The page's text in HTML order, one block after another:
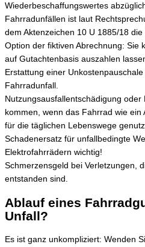
Wiederbeschaffungswertes
Fahrradunfällen ist laut
dem Aktenzeichen 10 U 1885/18
Option der fiktiven Abrechnung: Sie
auf Gutachtenbasis auszahlen
Erstattung einer
Fahrradunfall.
Nutzungsausfallentschädigung
kommen, wenn das Fahrrad wie
für die täglichen Lebenswege
Schadenersatz für unfallbedingte
Elektrofahrrädern wichtig!
Schmerzensgeld bei Verletzungen,
entstanden sind.
Ablauf eines
Unfall?
Es ist ganz unkompliziert: Wenden